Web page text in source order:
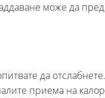
може да
да
приема на